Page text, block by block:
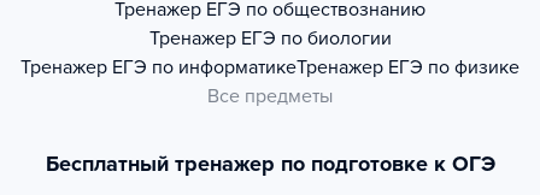
Тренажер ЕГЭ по обществознанию
Тренажер ЕГЭ по биологии
Тренажер ЕГЭ по информатикеТренажер ЕГЭ по физике
Все предметы
Бесплатный тренажер по подготовке к ОГЭ